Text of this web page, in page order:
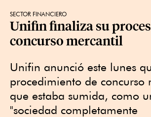
SECTOR FINANCIERO
Unifin finaliza su
concurso mercantil
Unifin anunció este lunes
procedimiento de concurso
que estaba sumida, como
"sociedad completamente